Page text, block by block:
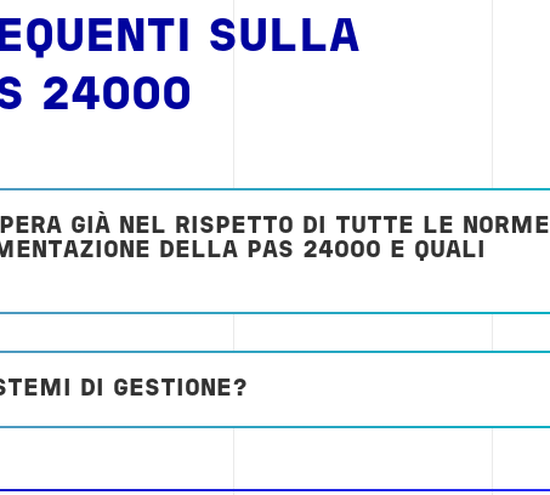
SULLA
24000
GIÀ NEL RISPETTO DI TUTTE LE NORME
DELLA PAS 24000 E QUALI
DI GESTIONE?